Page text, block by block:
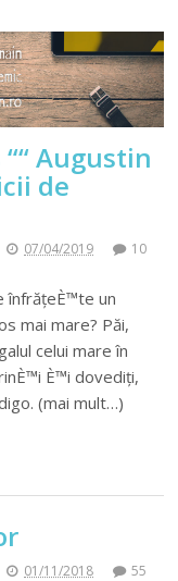
Augustin
de
07/04/2019
10
înfrățeÈ™te un
mai mare? Păi,
celui mare în
È™i dovediți,
(mai mult…)
01/11/2018
55